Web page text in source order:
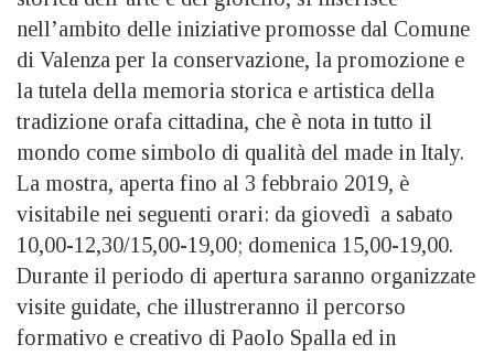
nell’ambito delle iniziative promosse dal Comune
di Valenza per la conservazione, la promozione e
la tutela della memoria storica e artistica della
tradizione orafa cittadina, che è nota in tutto il
mondo come simbolo di qualità del made in Italy.
La mostra, aperta fino al 3 febbraio 2019, è
visitabile nei seguenti orari: da giovedì a sabato
10,00-12,30/15,00-19,00; domenica 15,00-19,00.
Durante il periodo di apertura saranno organizzate
visite guidate, che illustreranno il percorso
formativo e creativo di Paolo Spalla ed in